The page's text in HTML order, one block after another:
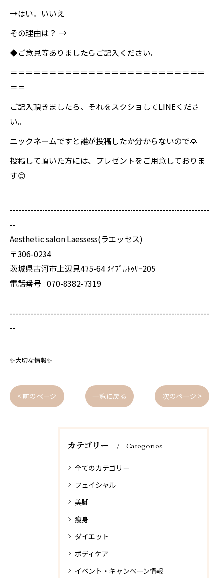
→はい。いいえ
その理由は？ →
◆ご意見等ありましたらご記入ください。
＝＝＝＝＝＝＝＝＝＝＝＝＝＝＝＝＝＝＝＝＝＝＝＝＝
＝＝
ご記入頂きましたら、それをスクショしてLINEくださ
い。
ニックネームですと誰が投稿したか分からないので🙏
投稿して頂いた方には、プレゼントをご用意しておりま
す😊
--------------------------------------------------------------------
--
Aesthetic salon Laessess(ラエッセス)
〒306-0234
茨城県古河市上辺見475-64 ﾒｲﾌﾟﾙﾄｩﾘｰ205
電話番号 : 070-8382-7319
--------------------------------------------------------------------
--
✨大切な情報✨
< 前のページ 一覧に戻る 次のページ >
カテゴリー Categories
全てのカテゴリー
フェイシャル
美脚
痩身
ダイエット
ボディケア
イベント・キャンペーン情報